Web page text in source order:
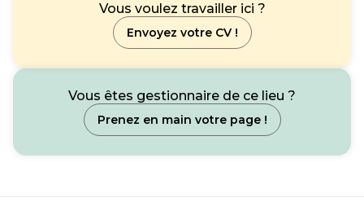
Vous voulez travailler ici ?
Envoyez votre CV !
Vous êtes gestionnaire de ce lieu ?
Prenez en main votre page !